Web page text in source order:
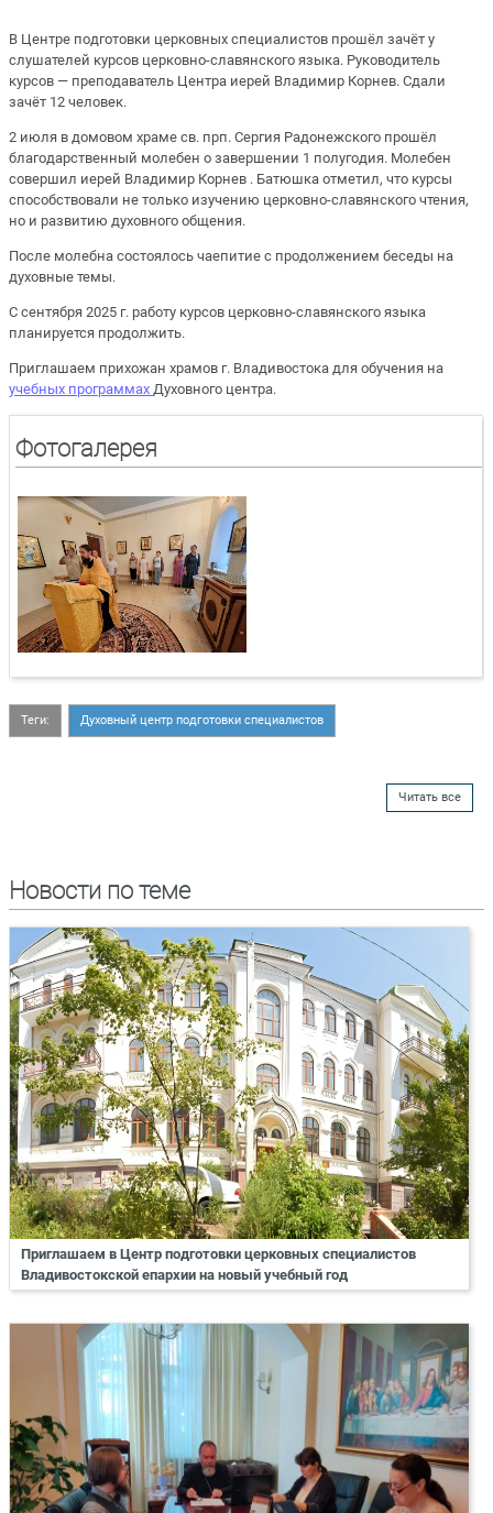
В Центре подготовки церковных специалистов прошёл зачёт у
слушателей курсов церковно-славянского языка. Руководитель
курсов — преподаватель Центра иерей Владимир Корнев. Сдали
зачёт 12 человек.
2 июля в домовом храме св. прп. Сергия Радонежского прошёл
благодарственный молебен о завершении 1 полугодия. Молебен
совершил иерей Владимир Корнев . Батюшка отметил, что курсы
способствовали не только изучению церковно-славянского чтения,
но и развитию духовного общения.
После молебна состоялось чаепитие с продолжением беседы на
духовные темы.
С сентября 2025 г. работу курсов церковно-славянского языка
планируется продолжить.
Приглашаем прихожан храмов г. Владивостока для обучения на
учебных программах Духовного центра.
Фотогалерея
Теги: Духовный центр подготовки специалистов
Читать все
Новости по теме
Приглашаем в Центр подготовки церковных специалистов
Владивостокской епархии на новый учебный год